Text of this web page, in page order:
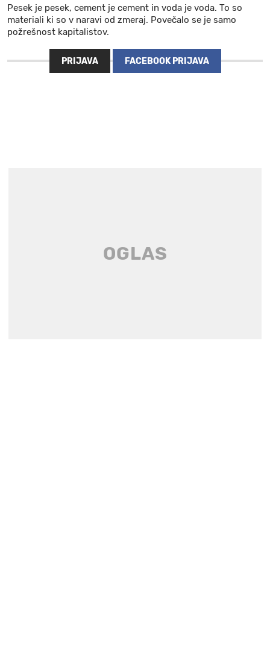
Pesek je pesek, cement je cement in voda je voda. To so
materiali ki so v naravi od zmeraj. Povečalo se je samo
požrešnost kapitalistov.
PRIJAVA FACEBOOK PRIJAVA